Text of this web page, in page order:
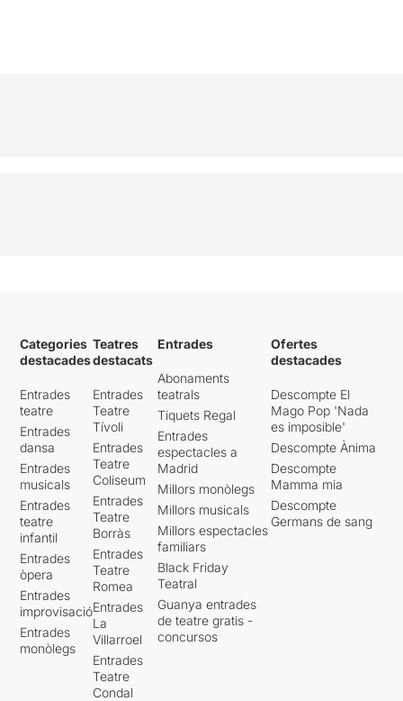
Categories
destacades
Entrades
teatre
Entrades
dansa
Entrades
musicals
Entrades
teatre
infantil
Entrades
òpera
Entrades
improvisació
Entrades
monòlegs
Teatres
destacats
Entrades
Teatre
Tívoli
Entrades
Teatre
Coliseum
Entrades
Teatre
Borràs
Entrades
Teatre
Romea
Entrades
La
Villarroel
Entrades
Teatre
Condal
Entrades
Abonaments
teatrals
Tiquets Regal
Entrades
espectacles a
Madrid
Millors monòlegs
Millors musicals
Millors espectacles
familiars
Black Friday
Teatral
Guanya entrades
de teatre gratis -
concursos
Ofertes
destacades
Descompte El
Mago Pop 'Nada
es imposible'
Descompte Ànima
Descompte
Mamma mia
Descompte
Germans de sang